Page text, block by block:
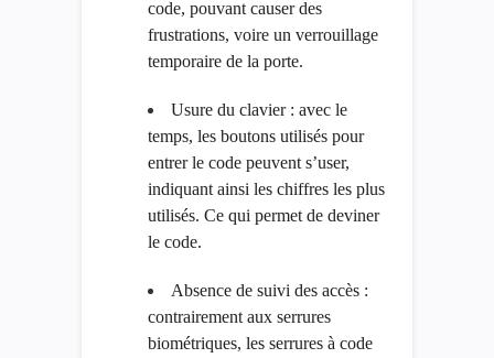
code, pouvant causer des
frustrations, voire un verrouillage
temporaire de la porte.
Usure du clavier : avec le
temps, les boutons utilisés pour
entrer le code peuvent s’user,
indiquant ainsi les chiffres les plus
utilisés. Ce qui permet de deviner
le code.
Absence de suivi des accès :
contrairement aux serrures
biométriques, les serrures à code